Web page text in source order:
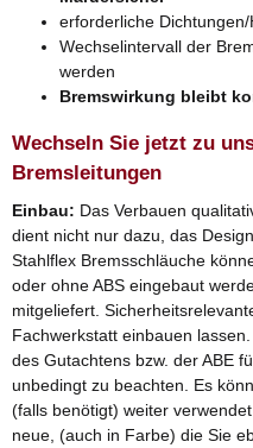
erforderliche
Wechselintervall der
werden
Bremswirkung bleibt
Wechseln Sie jetzt zu
Bremsleitungen
Einbau: Das Verbauen
dient nicht nur dazu, das
Stahlflex Bremsschläuche
oder ohne ABS eingebaut
mitgeliefert.
Fachwerkstatt einbauen
des Gutachtens bzw. der ABE
unbedingt zu beachten. Es
(falls benötigt) weiter
neue, (auch in Farbe) die Sie